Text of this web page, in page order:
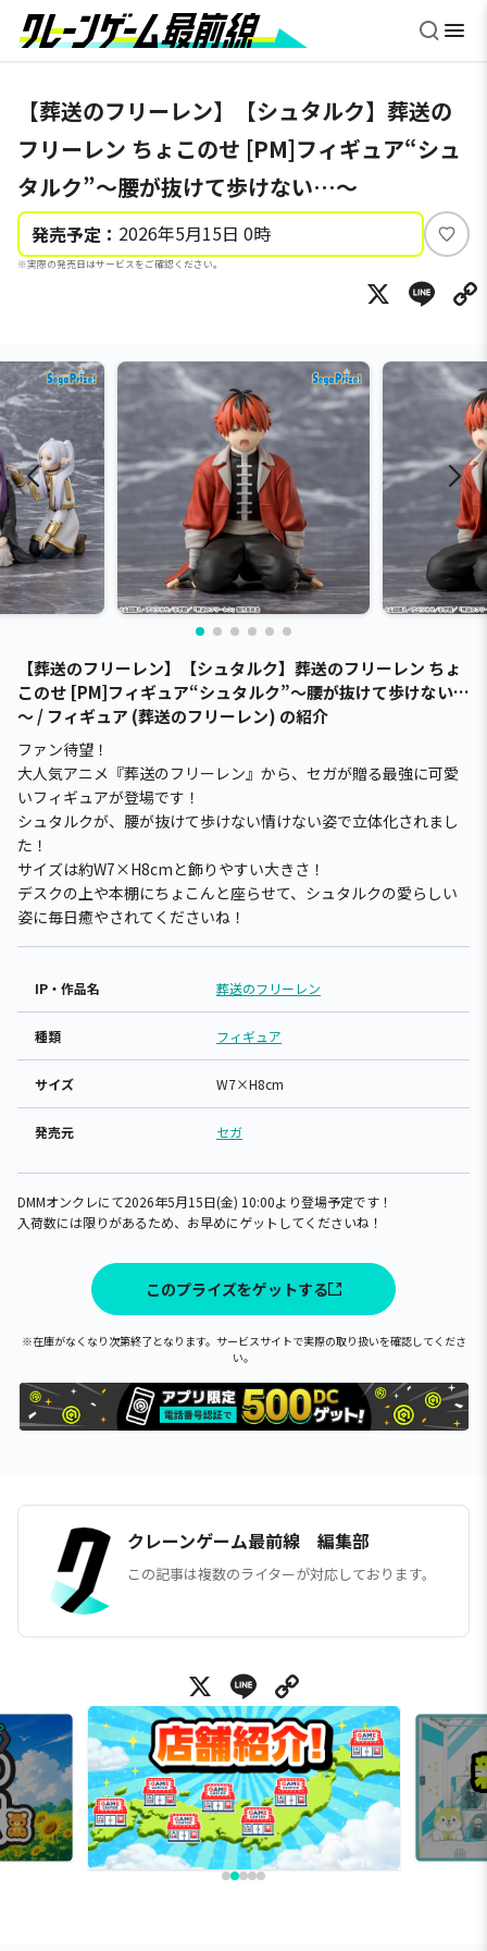
【葬送のフリーレン】【シュタルク】葬送の
フリーレン ちょこのせ [PM]フィギュア“シュ
タルク”～腰が抜けて歩けない…～
発売予定： 2026年5月15日 0時
※実際の発売日はサービスをご確認ください。
い
ね
X
【葬送のフリーレン】【シュタルク】葬送のフリーレン ちょ
このせ [PM]フィギュア“シュタルク”～腰が抜けて歩けない…
～ / フィギュア (葬送のフリーレン) の紹介
ファン待望！
大人気アニメ『葬送のフリーレン』から、セガが贈る最強に可愛
いフィギュアが登場です！
シュタルクが、腰が抜けて歩けない情けない姿で立体化されまし
た！
サイズは約W7×H8cmと飾りやすい大きさ！
デスクの上や本棚にちょこんと座らせて、シュタルクの愛らしい
姿に毎日癒やされてくださいね！
IP・作品名 葬送のフリーレン
種類 フィギュア
サイズ W7×H8cm
発売元 セガ
DMMオンクレにて2026年5月15日(金) 10:00より登場予定です！
入荷数には限りがあるため、お早めにゲットしてくださいね！
このプライズをゲットする
※在庫がなくなり次第終了となります。サービスサイトで実際の取り扱いを確認してくださ
い。
クレーンゲーム最前線 編集部
この記事は複数のライターが対応しております。
X Line